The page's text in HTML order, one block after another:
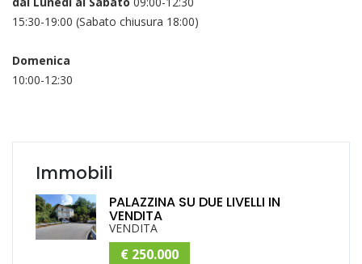
15:30-19:00 (Sabato chiusura 18:00)
Domenica
10:00-12:30
Immobili
PALAZZINA SU DUE LIVELLI IN
VENDITA
VENDITA
€ 250.000